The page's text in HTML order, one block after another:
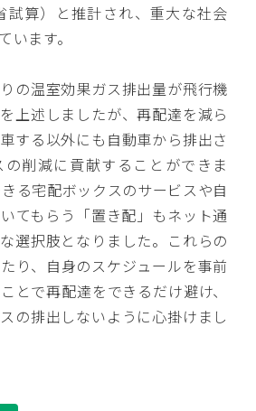
試算）と推計され、重大な社会
います。
の温室効果ガス排出量が飛行機
上述しましたが、再配達を減ら
する以外にも自動車から排出さ
削減に貢献することができま
る宅配ボックスのサービスや自
てもらう「置き配」もネット通
選択肢となりました。これらの
り、自身のスケジュールを事前
とで再配達をできるだけ避け、
の排出しないように心掛けまし